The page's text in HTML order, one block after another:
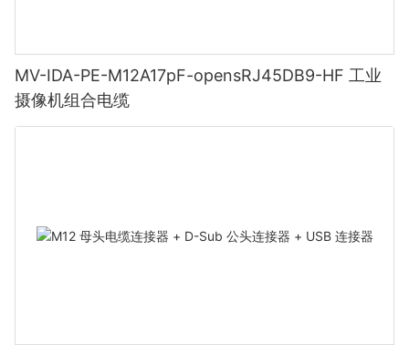
MV-IDA-PE-M12A17pF-opensRJ45DB9-HF 工业
摄像机组合电缆